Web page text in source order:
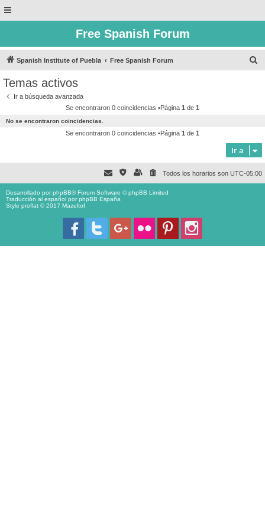
Free Spanish Forum
Spanish Institute of Puebla Free Spanish Forum
Temas activos
Ir a búsqueda avanzada
Se encontraron 0 coincidencias •Página 1 de 1
No se encontraron coincidencias.
Se encontraron 0 coincidencias •Página 1 de 1
Ir a
Todos los horarios son UTC-05:00
Desarrollado porphpBB® Forum Software © phpBB Limited
Traducción al español porphpBB España
Style proflat © 2017 Mazeltof